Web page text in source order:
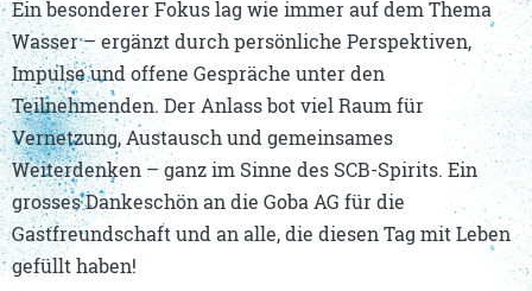
Ein besonderer Fokus lag wie immer auf dem Thema
Wasser – ergänzt durch persönliche Perspektiven,
Impulse und offene Gespräche unter den
Teilnehmenden. Der Anlass bot viel Raum für
Vernetzung, Austausch und gemeinsames
Weiterdenken – ganz im Sinne des SCB-Spirits. Ein
grosses Dankeschön an die Goba AG für die
Gastfreundschaft und an alle, die diesen Tag mit Leben
gefüllt haben!